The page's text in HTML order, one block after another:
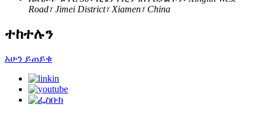
Road፣ Jimei District፣ Xiamen፣ China
ተከተሉን
አሁን ይጠይቁ